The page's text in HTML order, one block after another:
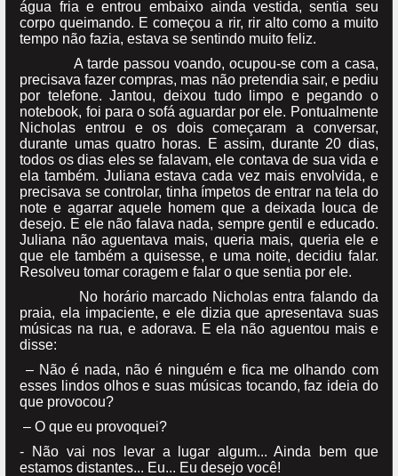
água fria e entrou embaixo ainda vestida, sentia seu
corpo queimando. E começou a rir, rir alto como a muito
tempo não fazia, estava se sentindo muito feliz.
A tarde passou voando, ocupou-se com a casa,
precisava fazer compras, mas não pretendia sair, e pediu
por telefone. Jantou, deixou tudo limpo e pegando o
notebook, foi para o sofá aguardar por ele. Pontualmente
Nicholas entrou e os dois começaram a conversar,
durante umas quatro horas. E assim, durante 20 dias,
todos os dias eles se falavam, ele contava de sua vida e
ela também. Juliana estava cada vez mais envolvida, e
precisava se controlar, tinha ímpetos de entrar na tela do
note e agarrar aquele homem que a deixada louca de
desejo. E ele não falava nada, sempre gentil e educado.
Juliana não aguentava mais, queria mais, queria ele e
que ele também a quisesse, e uma noite, decidiu falar.
Resolveu tomar coragem e falar o que sentia por ele.
No horário marcado Nicholas entra falando da
praia, ela impaciente, e ele dizia que apresentava suas
músicas na rua, e adorava. E ela não aguentou mais e
disse:
– Não é nada, não é ninguém e fica me olhando com
esses lindos olhos e suas músicas tocando, faz ideia do
que provocou?
– O que eu provoquei?
- Não vai nos levar a lugar algum... Ainda bem que
estamos distantes... Eu... Eu desejo você!